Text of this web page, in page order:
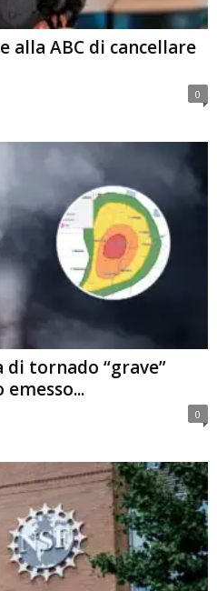
alla ABC di cancellare
0
di tornado “grave”
0